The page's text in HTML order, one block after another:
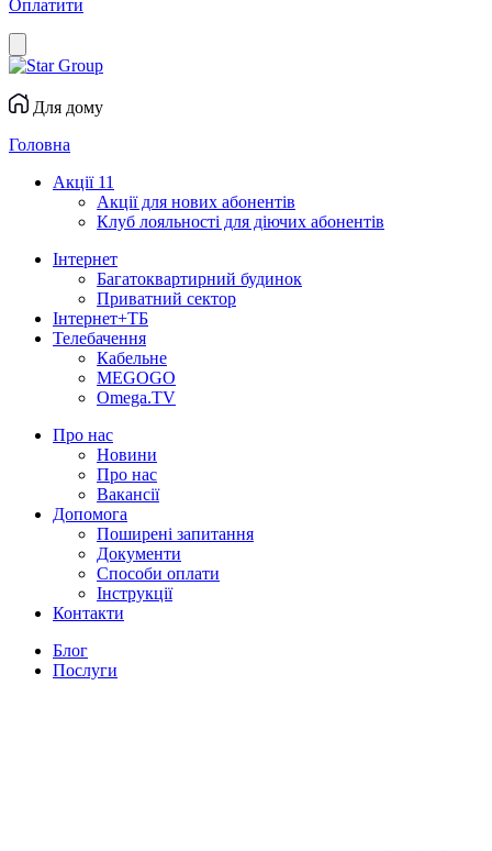
Оплатити
Для дому
Головна
Акції 11
Акції для нових абонентів
Клуб лояльності для діючих абонентів
Інтернет
Багатоквартирний будинок
Приватний сектор
Інтернет+ТБ
Телебачення
Кабельне
MEGOGO
Omega.TV
Про нас
Новини
Про нас
Вакансії
Допомога
Поширені запитання
Документи
Способи оплати
Інструкції
Контакти
Блог
Послуги